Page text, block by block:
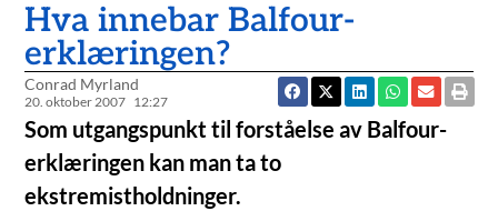
Hva innebar Balfour-
erklæringen?
Conrad Myrland
20. oktober 2007 12:27
Som utgangspunkt til forståelse av Balfour-
erklæringen kan man ta to
ekstremistholdninger.